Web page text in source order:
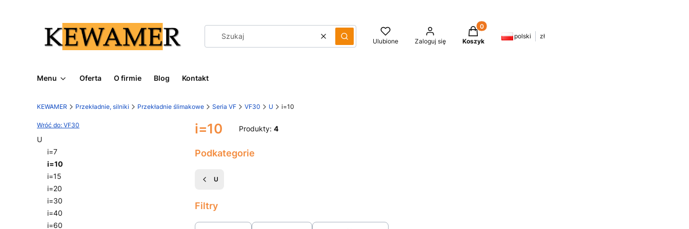
WyczyśćSzukaj Ulubione Zaloguj się
Produkty w koszyku: 0. Zobacz szczegóły
Koszyk
polski zł
Menu Oferta O firmie Blog Kontakt
KEWAMER Przekładnie, silniki Przekładnie ślimakowe Seria VF VF30 U i=10
Wróć do: VF30
U
i=7
i=10
i=15
i=20
i=30
i=40
i=60
i=10 Produkty: 4
Podkategorie
U
Filtry